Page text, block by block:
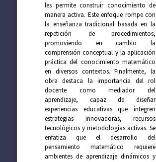
les permite construir conocimiento de
manera activa. Este enfoque rompe con
la enseñanza tradicional basada en la
repetición de procedimientos,
promoviendo en cambio la
comprensión conceptual y la aplicación
práctica del conocimiento matemático
en diversos contextos. Finalmente, la
obra destaca la importancia del rol
docente como mediador del
aprendizaje, capaz de diseñar
experiencias educativas que integren
estrategias innovadoras, recursos
tecnológicos y metodologías activas. Se
enfatiza que el desarrollo del
pensamiento matemático requiere
ambientes de aprendizaje dinámicos y